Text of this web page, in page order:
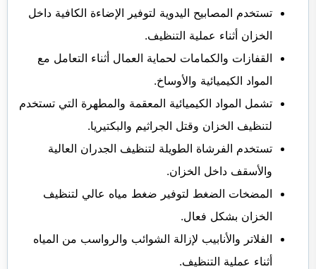
تستخدم المصابيح اليدوية لتوفير الإضاءة الكافية داخل
الخزان أثناء عملية التنظيف.
القفازات والكمامات لحماية العمال أثناء التعامل مع
المواد الكيميائية والأوساخ.
تشمل المواد الكيميائية المعقمة والمطهرة التي تستخدم
لتنظيف الخزان وقتل الجراثيم والبكتيريا.
تستخدم الفرشاة الطويلة لتنظيف الجدران العالية
والأسقف داخل الخزان.
المضخات الضغط لتوفير ضغط مياه عالي لتنظيف
الخزان بشكل فعال.
الفلاتر والأنابيب لإزالة الشوائب والرواسب من المياه
أثناء عملية التنظيف.